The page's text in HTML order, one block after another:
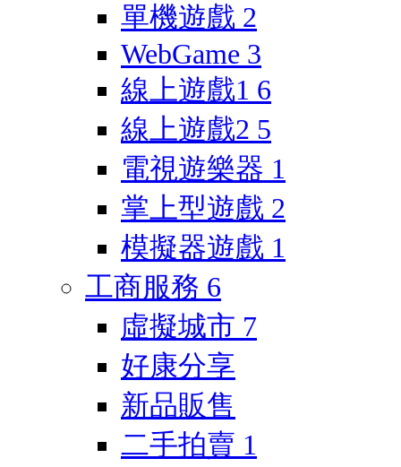
單機遊戲 2
WebGame 3
線上遊戲1 6
線上遊戲2 5
電視遊樂器 1
掌上型遊戲 2
模擬器遊戲 1
工商服務 6
虛擬城市 7
好康分享
新品販售
二手拍賣 1